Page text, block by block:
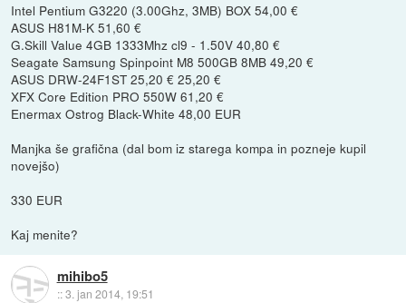
Intel Pentium G3220 (3.00Ghz, 3MB) BOX 54,00 €
ASUS H81M-K 51,60 €
G.Skill Value 4GB 1333Mhz cl9 - 1.50V 40,80 €
Seagate Samsung Spinpoint M8 500GB 8MB 49,20 €
ASUS DRW-24F1ST 25,20 € 25,20 €
XFX Core Edition PRO 550W 61,20 €
Enermax Ostrog Black-White 48,00 EUR
Manjka še grafična (dal bom iz starega kompa in pozneje kupil
novejšo)
330 EUR
Kaj menite?
mihibo5
::3. jan 2014, 19:51